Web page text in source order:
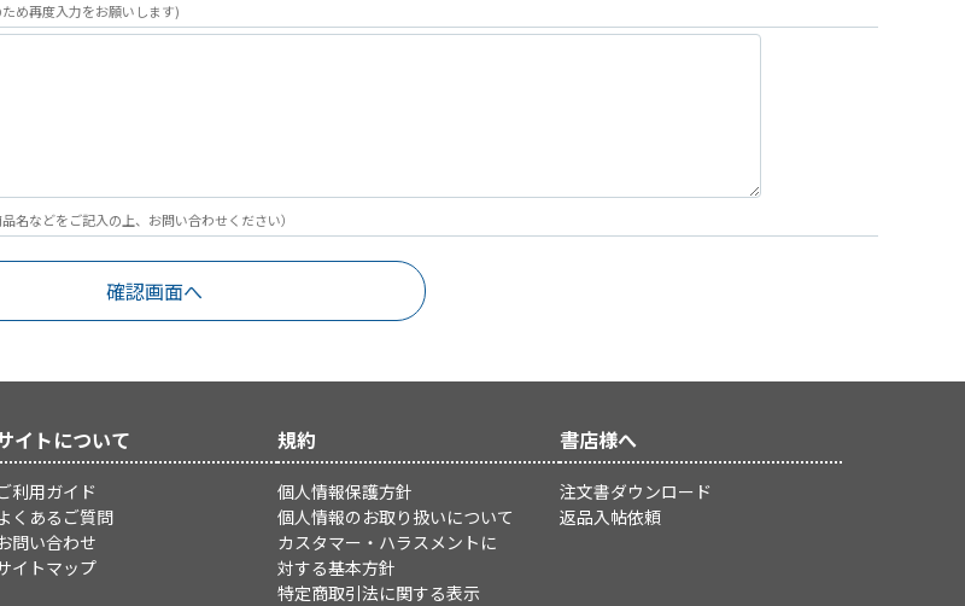
ため再度入力をお願いします)
名などをご記入の上、お問い合わせください）
イトについて
利用ガイド
くあるご質問
問い合わせ
イトマップ
規約
個人情報保護方針
個人情報のお取り扱いについて
カスタマー・ハラスメントに
対する基本方針
特定商取引法に関する表示
書店様へ
注文書ダウンロード
返品入帖依頼